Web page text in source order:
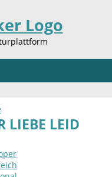
LIEBE LEID